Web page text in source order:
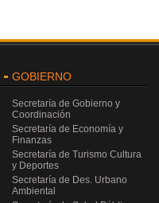
GOBIERNO
Secretaría de Gobierno y
Coordinación
Secretaría de Economía y
Finanzas
Secretaría de Turismo Cultura
y Deportes
Secretaría de Des. Urbano
Ambiental